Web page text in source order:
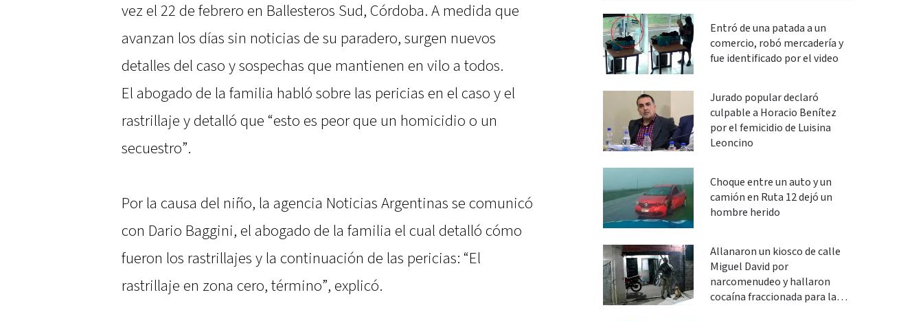
vez el 22 de febrero en Ballesteros Sud, Córdoba. A medida que
avanzan los días sin noticias de su paradero, surgen nuevos
detalles del caso y sospechas que mantienen en vilo a todos.
El abogado de la familia habló sobre las pericias en el caso y el
rastrillaje y detalló que “esto es peor que un homicidio o un
secuestro”.
Por la causa del niño, la agencia Noticias Argentinas se comunicó
con Dario Baggini, el abogado de la familia el cual detalló cómo
fueron los rastrillajes y la continuación de las pericias: “El
rastrillaje en zona cero, término”, explicó.
Entró de una patada a un
comercio, robó mercadería y
fue identificado por el video
Jurado popular declaró
culpable a Horacio Benítez
por el femicidio de Luisina
Leoncino
Choque entre un auto y un
camión en Ruta 12 dejó un
hombre herido
Allanaron un kiosco de calle
Miguel David por
narcomenudeo y hallaron
cocaína fraccionada para la